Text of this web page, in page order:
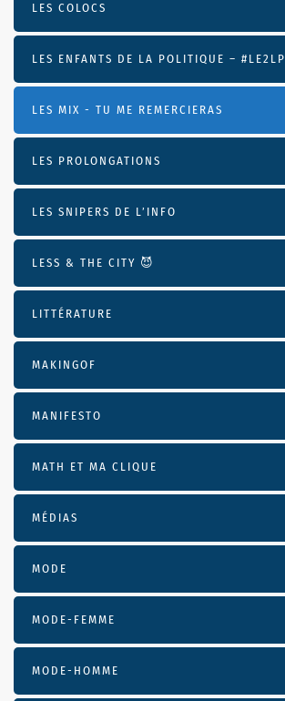
LES COLOCS
LES ENFANTS DE LA POLITIQUE – #LE2LP
LES MIX - TU ME REMERCIERAS
LES PROLONGATIONS
LES SNIPERS DE L’INFO
LESS & THE CITY 😈
LITTÉRATURE
MAKINGOF
MANIFESTO
MATH ET MA CLIQUE
MÉDIAS
MODE
MODE-FEMME
MODE-HOMME